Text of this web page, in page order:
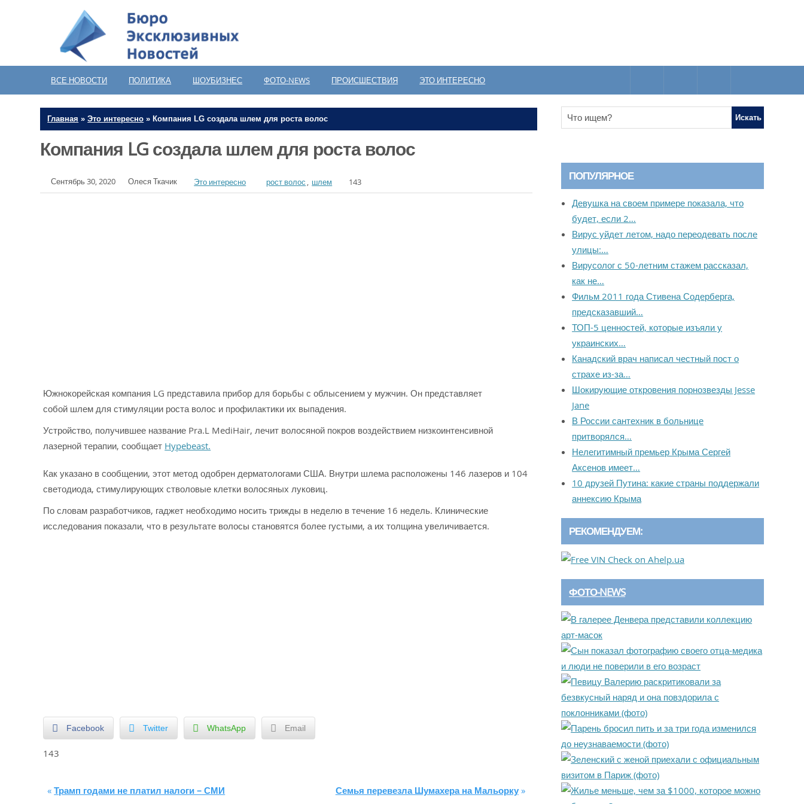
ВСЕ НОВОСТИ ПОЛИТИКА ШОУБИЗНЕС ФОТО-NEWS ПРОИСШЕСТВИЯ ЭТО ИНТЕРЕСНО
Главная »Это интересно » Компания LG создала шлем для роста волос
Компания LG создала шлем для роста волос
Сентябрь 30, 2020 Олеся Ткачик Это интересно рост волос , шлем 143
Южнокорейская компания LG представила прибор для борьбы с облысением у мужчин. Он представляет
собой шлем для стимуляции роста волос и профилактики их выпадения.
Устройство, получившее название Pra.L MediHair, лечит волосяной покров воздействием низкоинтенсивной
лазерной терапии, сообщает Hypebeast.
Как указано в сообщении, этот метод одобрен дерматологами США. Внутри шлема расположены 146 лазеров и 104
светодиода, стимулирующих стволовые клетки волосяных луковиц.
По словам разработчиков, гаджет необходимо носить трижды в неделю в течение 16 недель. Клинические
исследования показали, что в результате волосы становятся более густыми, а их толщина увеличивается.
Facebook Twitter WhatsApp Email
143
«Трамп годами не платил налоги – СМИ Семья перевезла Шумахера на Мальорку»
ПОПУЛЯРНОЕ
Девушка на своем примере показала, что
будет, если 2…
Вирус уйдет летом, надо переодевать после
улицы:…
Вирусолог с 50-летним стажем рассказал,
как не…
Фильм 2011 года Стивена Содерберга,
предсказавший…
ТОП-5 ценностей, которые изъяли у
украинских…
Канадский врач написал честный пост о
страхе из-за…
Шокирующие откровения порнозвезды Jesse
Jane
В России сантехник в больнице
притворялся…
Нелегитимный премьер Крыма Сергей
Аксенов имеет…
10 друзей Путина: какие страны поддержали
аннексию Крыма
РЕКОМЕНДУЕМ:
ФОТО-NEWS